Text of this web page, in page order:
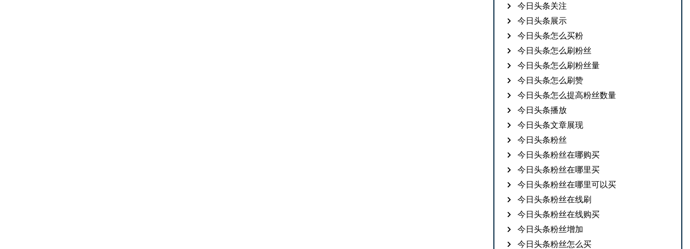
今日头条关注
今日头条展示
今日头条怎么买粉
今日头条怎么刷粉丝
今日头条怎么刷粉丝量
今日头条怎么刷赞
今日头条怎么提高粉丝数量
今日头条播放
今日头条文章展现
今日头条粉丝
今日头条粉丝在哪购买
今日头条粉丝在哪里买
今日头条粉丝在哪里可以买
今日头条粉丝在线刷
今日头条粉丝在线购买
今日头条粉丝增加
今日头条粉丝怎么买